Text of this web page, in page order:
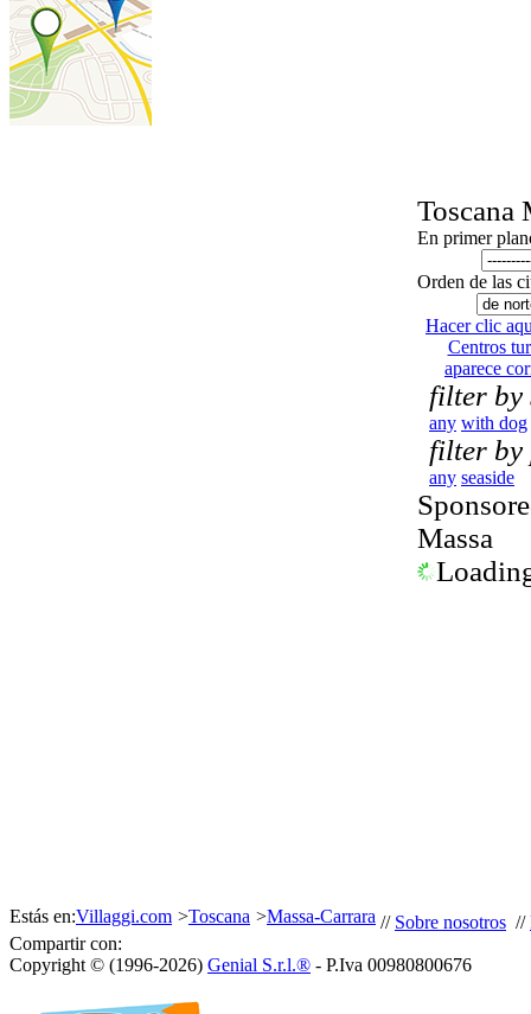
Toscana
En primer
Orden de las
Hacer clic
Centros
aparece
filter by
any with dog
filter by
any seaside
Massa
Estás en:Villaggi.com >Toscana >Massa-Carrara // Sobre nosotros //
Compartir con:
Copyright © (1996-2026) Genial S.r.l.® - P.Iva 00980800676